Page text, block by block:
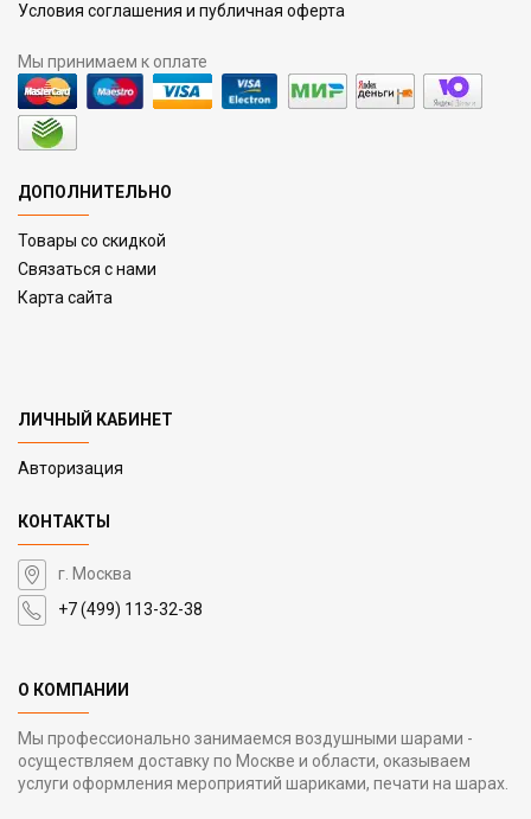
Условия соглашения и публичная оферта
Мы принимаем к оплате
ДОПОЛНИТЕЛЬНО
Товары со скидкой
Связаться с нами
Карта сайта
ЛИЧНЫЙ КАБИНЕТ
Авторизация
КОНТАКТЫ
г. Москва
+7 (499) 113-32-38
О КОМПАНИИ
Мы профессионально занимаемся воздушными шарами -
осуществляем доставку по Москве и области, оказываем
услуги оформления мероприятий шариками, печати на шарах.